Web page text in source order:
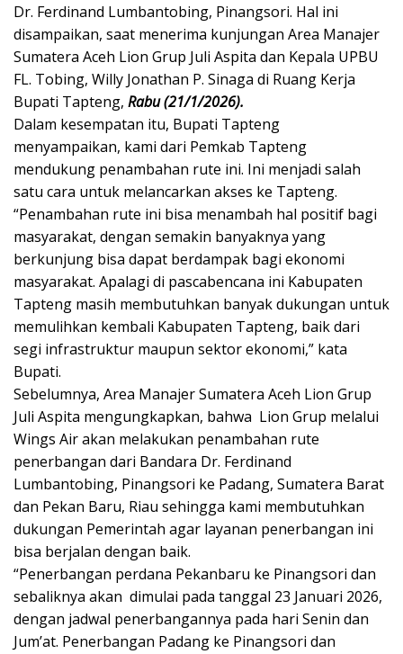
Dr. Ferdinand Lumbantobing, Pinangsori. Hal ini
disampaikan, saat menerima kunjungan Area Manajer
Sumatera Aceh Lion Grup Juli Aspita dan Kepala UPBU
FL. Tobing, Willy Jonathan P. Sinaga di Ruang Kerja
Bupati Tapteng, Rabu (21/1/2026).
Dalam kesempatan itu, Bupati Tapteng
menyampaikan, kami dari Pemkab Tapteng
mendukung penambahan rute ini. Ini menjadi salah
satu cara untuk melancarkan akses ke Tapteng.
“Penambahan rute ini bisa menambah hal positif bagi
masyarakat, dengan semakin banyaknya yang
berkunjung bisa dapat berdampak bagi ekonomi
masyarakat. Apalagi di pascabencana ini Kabupaten
Tapteng masih membutuhkan banyak dukungan untuk
memulihkan kembali Kabupaten Tapteng, baik dari
segi infrastruktur maupun sektor ekonomi,” kata
Bupati.
Sebelumnya, Area Manajer Sumatera Aceh Lion Grup
Juli Aspita mengungkapkan, bahwa Lion Grup melalui
Wings Air akan melakukan penambahan rute
penerbangan dari Bandara Dr. Ferdinand
Lumbantobing, Pinangsori ke Padang, Sumatera Barat
dan Pekan Baru, Riau sehingga kami membutuhkan
dukungan Pemerintah agar layanan penerbangan ini
bisa berjalan dengan baik.
“Penerbangan perdana Pekanbaru ke Pinangsori dan
sebaliknya akan dimulai pada tanggal 23 Januari 2026,
dengan jadwal penerbangannya pada hari Senin dan
Jum’at. Penerbangan Padang ke Pinangsori dan